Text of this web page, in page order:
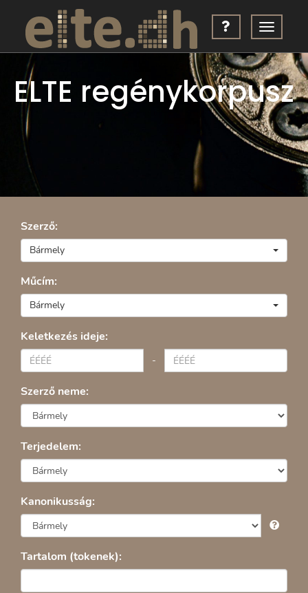
ELTE regénykorpusz
Szerző:
Bármely
Műcím:
Bármely
Keletkezés ideje:
-
Szerző neme:
Terjedelem:
Kanonikusság:
Tartalom (tokenek):